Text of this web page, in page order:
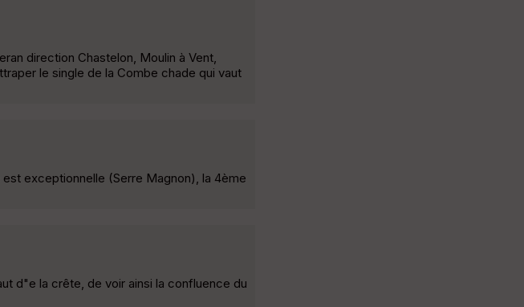
direction Chastelon, Moulin à Vent,
le single de la Combe chade qui vaut
exceptionnelle (Serre Magnon), la 4ème
d"e la crête, de voir ainsi la confluence du